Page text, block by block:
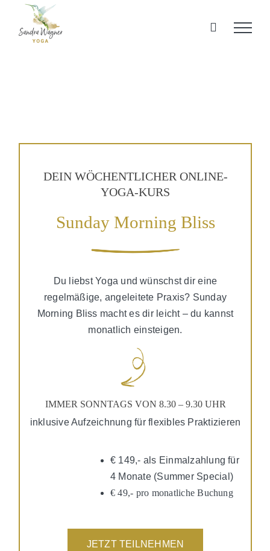
springen
DEIN WÖCHENTLICHER ONLINE-
YOGA-KURS
Sunday Morning Bliss
Du liebst Yoga und wünschst dir eine
regelmäßige, angeleitete Praxis? Sunday
Morning Bliss macht es dir leicht – du kannst
monatlich einsteigen.
IMMER SONNTAGS VON 8.30 – 9.30 UHR
inklusive Aufzeichnung für flexibles Praktizieren
€ 149,- als Einmalzahlung für
4 Monate (Summer Special)
€ 49,- pro monatliche Buchung
JETZT TEILNEHMEN